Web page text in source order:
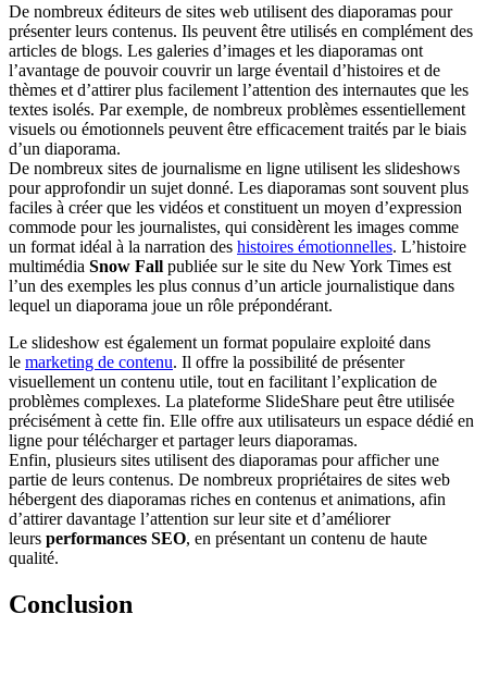
De nombreux éditeurs de sites web utilisent des diaporamas pour
présenter leurs contenus. Ils peuvent être utilisés en complément des
articles de blogs. Les galeries d’images et les diaporamas ont
l’avantage de pouvoir couvrir un large éventail d’histoires et de
thèmes et d’attirer plus facilement l’attention des internautes que les
textes isolés. Par exemple, de nombreux problèmes essentiellement
visuels ou émotionnels peuvent être efficacement traités par le biais
d’un diaporama.
De nombreux sites de journalisme en ligne utilisent les slideshows
pour approfondir un sujet donné. Les diaporamas sont souvent plus
faciles à créer que les vidéos et constituent un moyen d’expression
commode pour les journalistes, qui considèrent les images comme
un format idéal à la narration des histoires émotionnelles. L’histoire
multimédia Snow Fall publiée sur le site du New York Times est
l’un des exemples les plus connus d’un article journalistique dans
lequel un diaporama joue un rôle prépondérant.
Le slideshow est également un format populaire exploité dans
le marketing de contenu. Il offre la possibilité de présenter
visuellement un contenu utile, tout en facilitant l’explication de
problèmes complexes. La plateforme SlideShare peut être utilisée
précisément à cette fin. Elle offre aux utilisateurs un espace dédié en
ligne pour télécharger et partager leurs diaporamas.
Enfin, plusieurs sites utilisent des diaporamas pour afficher une
partie de leurs contenus. De nombreux propriétaires de sites web
hébergent des diaporamas riches en contenus et animations, afin
d’attirer davantage l’attention sur leur site et d’améliorer
leurs performances SEO, en présentant un contenu de haute
qualité.
Conclusion